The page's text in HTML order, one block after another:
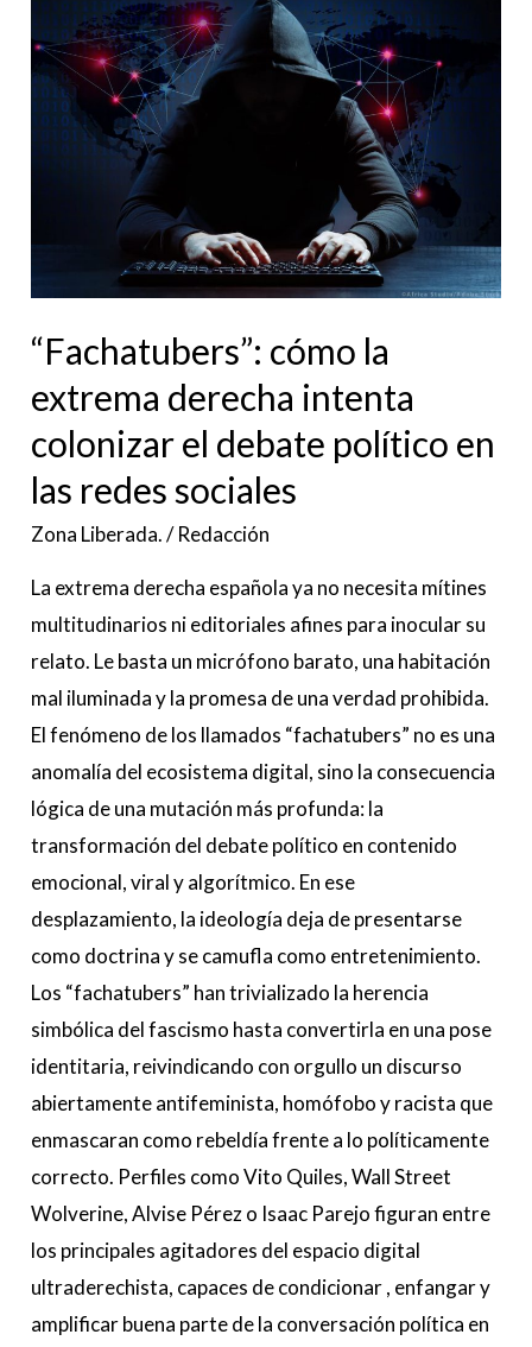
“Fachatubers”: cómo la
extrema derecha intenta
colonizar el debate político en
las redes sociales
Zona Liberada./Redacción
La extrema derecha española ya no necesita mítines
multitudinarios ni editoriales afines para inocular su
relato. Le basta un micrófono barato, una habitación
mal iluminada y la promesa de una verdad prohibida.
El fenómeno de los llamados “fachatubers” no es una
anomalía del ecosistema digital, sino la consecuencia
lógica de una mutación más profunda: la
transformación del debate político en contenido
emocional, viral y algorítmico. En ese
desplazamiento, la ideología deja de presentarse
como doctrina y se camufla como entretenimiento.
Los “fachatubers” han trivializado la herencia
simbólica del fascismo hasta convertirla en una pose
identitaria, reivindicando con orgullo un discurso
abiertamente antifeminista, homófobo y racista que
enmascaran como rebeldía frente a lo políticamente
correcto. Perfiles como Vito Quiles, Wall Street
Wolverine, Alvise Pérez o Isaac Parejo figuran entre
los principales agitadores del espacio digital
ultraderechista, capaces de condicionar , enfangar y
amplificar buena parte de la conversación política en
cómo
la
extrema
derecha
debate
político
en
las
redes
sociales